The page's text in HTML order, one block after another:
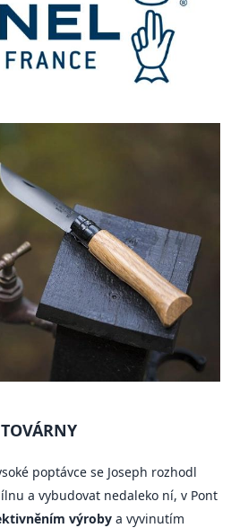
poptávce se Joseph rozhodl
a vybudovat nedaleko ní, v Pont
výroby a vyvinutím